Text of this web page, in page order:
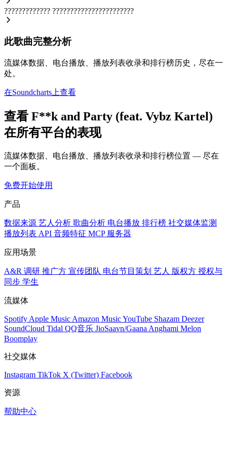
????????????? ???????????????????????
此歌曲完整分析
流媒体数据、电台播放、播放列表收录和排行榜历史，尽在一
处。
在Soundcharts上查看
查看 F**k and Party (feat. Vybz Kartel)
在所有平台的表现
流媒体数据、电台播放、播放列表收录和排行榜位置 — 尽在
一个面板。
免费开始使用
产品
数据来源 艺人分析 歌曲分析 电台播放 排行榜 社交媒体监测
播放列表 API 音频特征 MCP 服务器
应用场景
A&R 调研 推广方 宣传团队 电台节目策划 艺人 版权方 授权与
同步 学生
流媒体
Spotify Apple Music Amazon MusicYouTube Shazam Deezer
SoundCloud Tidal QQ音乐 JioSaavn/Gaana Anghami Melon
Boomplay
社交媒体
Instagram TikTok X (Twitter) Facebook
资源
帮助中心